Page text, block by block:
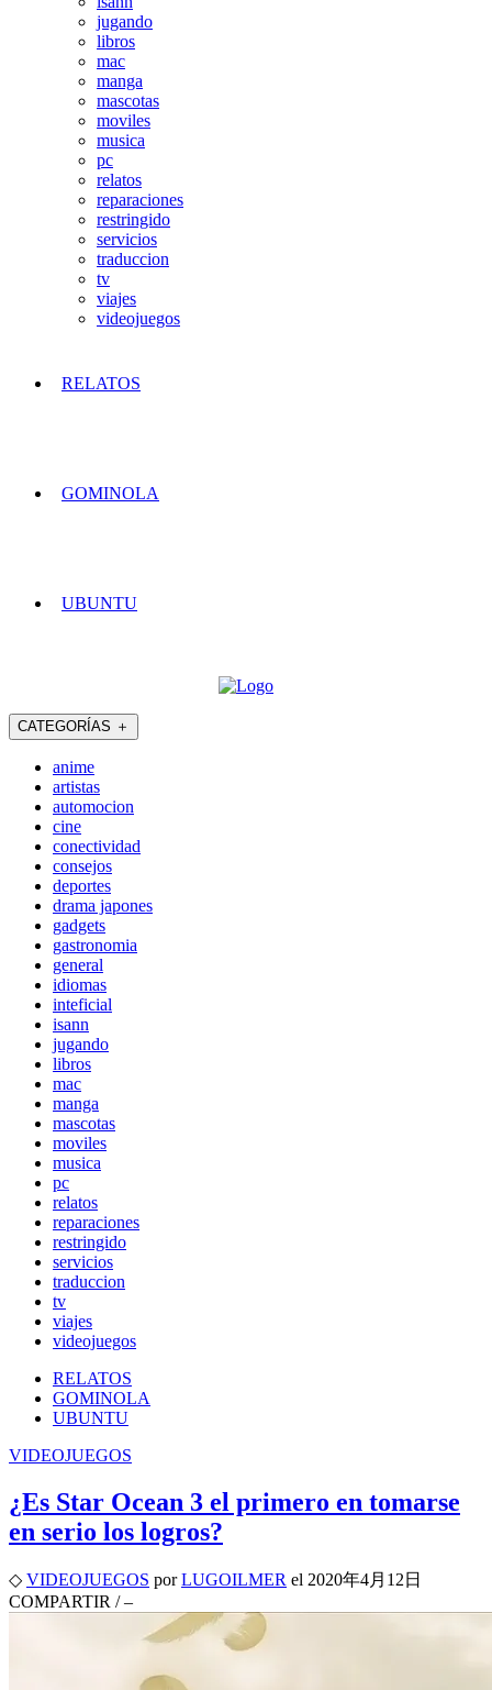
jugando
libros
mac
manga
mascotas
moviles
musica
pc
relatos
reparaciones
restringido
servicios
traduccion
tv
viajes
videojuegos
RELATOS
GOMINOLA
UBUNTU
CATEGORÍAS ＋
anime
artistas
automocion
cine
conectividad
consejos
deportes
drama japones
gadgets
gastronomia
general
idiomas
inteficial
isann
jugando
libros
mac
manga
mascotas
moviles
musica
pc
relatos
reparaciones
restringido
servicios
traduccion
tv
viajes
videojuegos
RELATOS
GOMINOLA
UBUNTU
VIDEOJUEGOS
¿Es Star Ocean 3 el primero en tomarse
en serio los logros?
◇ VIDEOJUEGOS por LUGOILMER el 2020年4月12日
COMPARTIR / –